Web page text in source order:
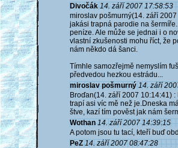
Divočák 14. září 2007 17:58:53
miroslav pošmurný(14. září
jakási trapná parodie na
peníze. Ale může se jednai i o
vlastní zkušenosti mohu říct, že
nám někdo dá šanci.
Tímhle samozřejmě nemyslím
předvedou hezkou estrádu...
miroslav pošmurný 14. září
Broďan(14. září 2007 10:14:41)
trapí asi víc mě než je.Dneska
štve, kazí tím pověst jak nám
Wothan 14. září 2007 14:39:15
A potom jsou tu tací, kteří buď
PeZ 14. září 2007 08:47:28